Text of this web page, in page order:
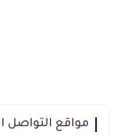
مواقع التواصل